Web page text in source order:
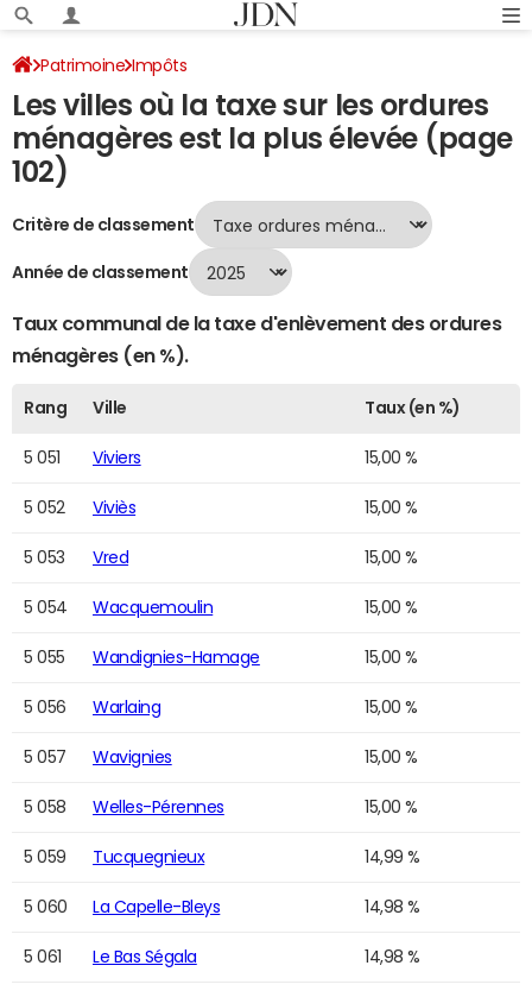
Patrimoine Impôts
Villes où la taxe sur les ordures ménagères est la plus élevée
Page 102
Les villes où la taxe sur les ordures
ménagères est la plus élevée (page
102)
Critère de classement
Année de classement
Taux communal de la taxe d'enlèvement des ordures
ménagères (en %).
Rang Ville Taux (en %)
5 051 Viviers 15,00 %
5 052 Viviès 15,00 %
5 053 Vred 15,00 %
5 054 Wacquemoulin 15,00 %
5 055 Wandignies-Hamage 15,00 %
5 056 Warlaing 15,00 %
5 057 Wavignies 15,00 %
5 058 Welles-Pérennes 15,00 %
5 059 Tucquegnieux 14,99 %
5 060 La Capelle-Bleys 14,98 %
5 061 Le Bas Ségala 14,98 %